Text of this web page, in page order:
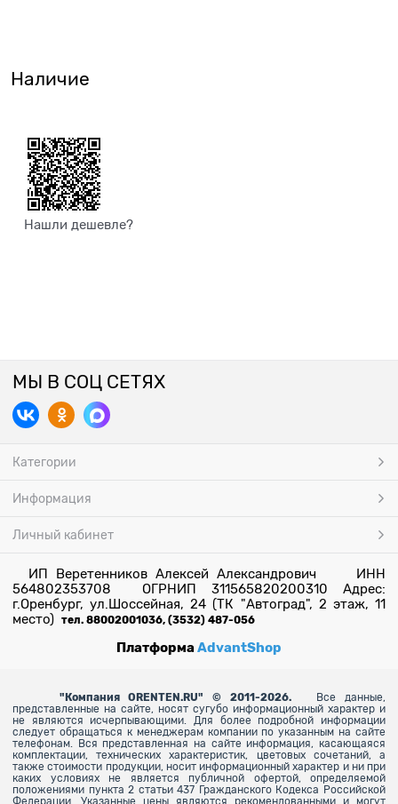
Наличие
Нашли дешевле?
МЫ В СОЦ СЕТЯХ
Категории
Информация
Личный кабинет
ИП Веретенников Алексей Александрович ИНН
564802353708 ОГРНИП 311565820200310 Адрес:
г.Оренбург, ул.Шоссейная, 24 (ТК "Автоград", 2 этаж, 11
место) тел. 88002001036, (3532) 487-056
ПлатформаAdvantShop
" Компания ORENTEN.RU" © 2011-2026.
Все данные,
представленные на сайте, носят сугубо информационный характер и
не являются исчерпывающими. Для более подробной информации
следует обращаться к менеджерам компании по указанным на сайте
телефонам. Вся представленная на сайте информация, касающаяся
комплектации, технических характеристик, цветовых сочетаний, а
также стоимости продукции, носит информационный характер и ни при
каких условиях не является публичной офертой, определяемой
положениями пункта 2 статьи 437 Гражданского Кодекса Российской
Федерации. Указанные цены являются рекомендованными и могут